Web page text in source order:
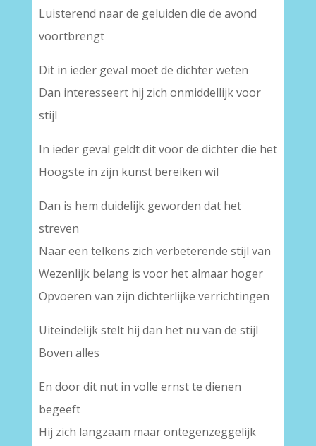
Luisterend naar de geluiden die de avond
voortbrengt
Dit in ieder geval moet de dichter weten
Dan interesseert hij zich onmiddellijk voor
stijl
In ieder geval geldt dit voor de dichter die het
Hoogste in zijn kunst bereiken wil
Dan is hem duidelijk geworden dat het
streven
Naar een telkens zich verbeterende stijl van
Wezenlijk belang is voor het almaar hoger
Opvoeren van zijn dichterlijke verrichtingen
Uiteindelijk stelt hij dan het nu van de stijl
Boven alles
En door dit nut in volle ernst te dienen
begeeft
Hij zich langzaam maar ontegenzeggelijk